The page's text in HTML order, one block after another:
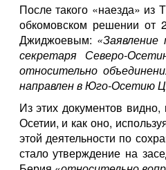
После такого «наезда» из
обкомовском решении от
Джиджоевым:
секретаря Северо-
относительно
направлен в Юго-Осетию
Из этих документов
Осетии, и как оно,
этой деятельности по
стало утверждение на